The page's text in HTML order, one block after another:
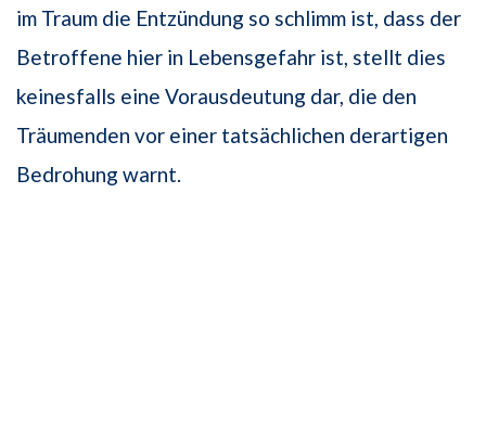
im Traum die Entzündung so schlimm ist, dass der
Betroffene hier in Lebensgefahr ist, stellt dies
keinesfalls eine Vorausdeutung dar, die den
Träumenden vor einer tatsächlichen derartigen
Bedrohung warnt.